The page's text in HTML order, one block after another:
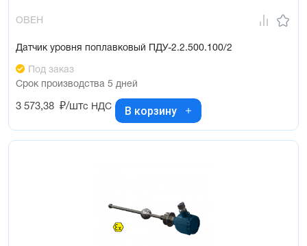
ОВЕН
Датчик уровня поплавковый ПДУ-2.2.500.100/2
Под заказ
Срок производства 5 дней
3 573,38 ₽/штс НДС В корзину